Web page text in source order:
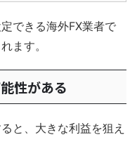
できる海外FX業者で
ます。
性がある
と、大きな利益を狙え